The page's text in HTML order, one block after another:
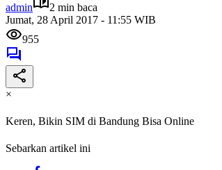
admin
2 min baca
Jumat, 28 April 2017 - 11:55 WIB
955
×
Keren, Bikin SIM di Bandung Bisa Online
Sebarkan artikel ini